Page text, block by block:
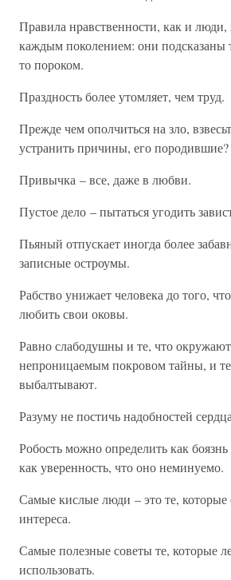
Правила нравственности, как и люди,
каждым поколением: они подсказаны
то пороком.
Праздность более утомляет, чем труд.
Прежде чем ополчиться на зло,
устранить причины, его породившие?
Привычка – все, даже в любви.
Пустое дело – пытаться угодить
Пьяный отпускает иногда более
записные остроумы.
Рабство унижает человека до того,
любить свои оковы.
Равно слабодушны и те, что
непроницаемым покровом тайны, и
выбалтывают.
Разуму не постичь надобностей
Робость можно определить как
как уверенность, что оно неминуемо.
Самые кислые люди – это те,
интереса.
Самые полезные советы те, которые
использовать.